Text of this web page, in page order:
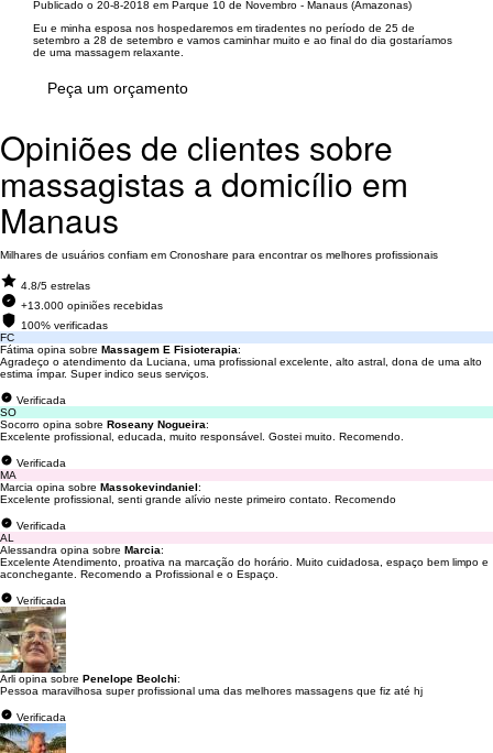
Publicado o 20-8-2018 em Parque 10 de Novembro - Manaus (Amazonas)
Eu e minha esposa nos hospedaremos em tiradentes no período de 25 de
setembro a 28 de setembro e vamos caminhar muito e ao final do dia gostaríamos
de uma massagem relaxante.
Peça um orçamento
Opiniões de clientes sobre
massagistas a domicílio em
Manaus
Milhares de usuários confiam em Cronoshare para encontrar os melhores profissionais
4.8/5 estrelas
+13.000 opiniões recebidas
100% verificadas
FC
Fátima opina sobre Massagem E Fisioterapia:
Agradeço o atendimento da Luciana, uma profissional excelente, alto astral, dona de uma alto
estima ímpar. Super indico seus serviços.
Verificada
SO
Socorro opina sobre Roseany Nogueira:
Excelente profissional, educada, muito responsável. Gostei muito. Recomendo.
Verificada
MA
Marcia opina sobre Massokevindaniel:
Excelente profissional, senti grande alívio neste primeiro contato. Recomendo
Verificada
AL
Alessandra opina sobre Marcia:
Excelente Atendimento, proativa na marcação do horário. Muito cuidadosa, espaço bem limpo e
aconchegante. Recomendo a Profissional e o Espaço.
Verificada
Arli opina sobre Penelope Beolchi:
Pessoa maravilhosa super profissional uma das melhores massagens que fiz até hj
Verificada